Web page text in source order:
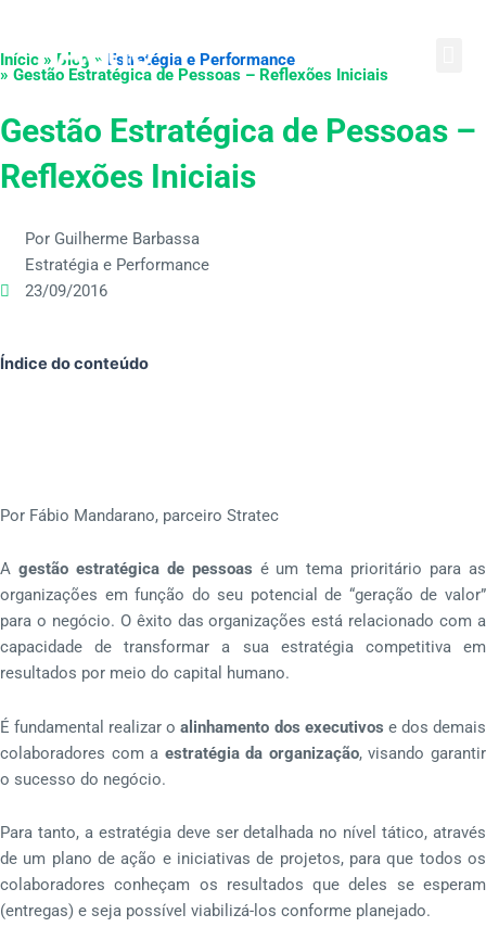
o
Início » Blog » Estratégia e Performance
» Gestão Estratégica de Pessoas – Reflexões Iniciais
Gestão Estratégica de Pessoas –
Reflexões Iniciais
Por Guilherme Barbassa
Estratégia e Performance
23/09/2016
Índice do conteúdo
Por Fábio Mandarano, parceiro Stratec
A gestão estratégica de pessoas é um tema prioritário para as
organizações em função do seu potencial de “geração de valor”
para o negócio. O êxito das organizações está relacionado com a
capacidade de transformar a sua estratégia competitiva em
resultados por meio do capital humano.
É fundamental realizar oalinhamento dos executivos e dos demais
colaboradores com a estratégia da organização, visando garantir
o sucesso do negócio.
Para tanto, a estratégia deve ser detalhada no nível tático, através
de um plano de ação e iniciativas de projetos, para que todos os
colaboradores conheçam os resultados que deles se esperam
(entregas) e seja possível viabilizá-los conforme planejado.